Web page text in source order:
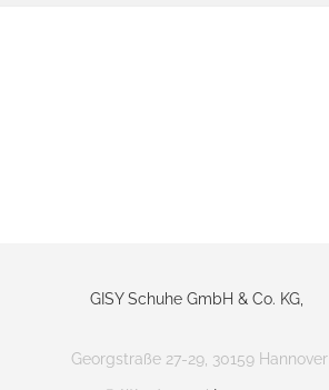
GISY Schuhe GmbH & Co. KG,
Georgstraße 27-29, 30159 Hannover